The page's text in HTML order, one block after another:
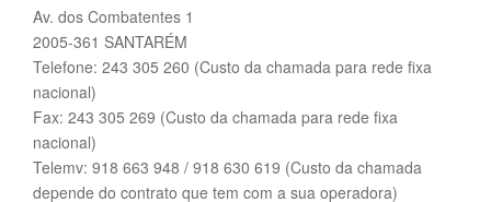
Av. dos Combatentes 1
2005-361 SANTARÉM
Telefone: 243 305 260 (Custo da chamada para rede fixa
nacional)
Fax: 243 305 269 (Custo da chamada para rede fixa
nacional)
Telemv: 918 663 948 / 918 630 619 (Custo da chamada
depende do contrato que tem com a sua operadora)